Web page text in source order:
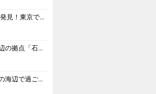
「日本橋 長崎館」で発見！東京で出会う長崎の本場グルメ＆名産品巡り
島時間に溶け込む海辺の拠点「石垣島ビーチホテルサンシャイン」で心ほどけるく...
今年の夏は房総半島の海辺で過ごす！海水浴におすすめの宿10選